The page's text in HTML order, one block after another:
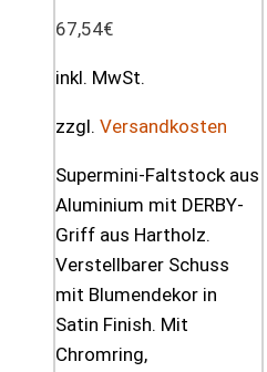
67,54€
inkl. MwSt.
zzgl. Versandkosten
Supermini-Faltstock aus
Aluminium mit DERBY-
Griff aus Hartholz.
Verstellbarer Schuss
mit Blumendekor in
Satin Finish. Mit
Chromring,